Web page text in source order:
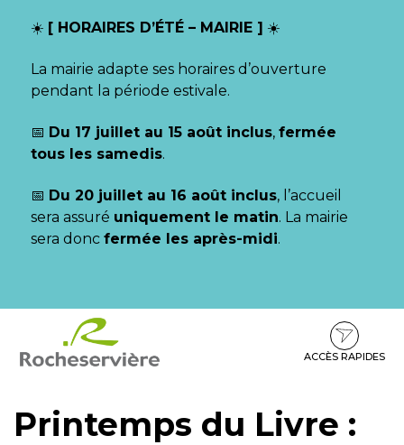
☀️ [ HORAIRES D’ÉTÉ – MAIRIE ] ☀️
La mairie adapte ses horaires d’ouverture
pendant la période estivale.
📅 Du 17 juillet au 15 août inclus, fermée
tous les samedis.
📅 Du 20 juillet au 16 août inclus, l’accueil
sera assuré uniquement le matin. La mairie
sera donc fermée les après-midi.
contenu
pied
ACCÈS RAPIDES
Printemps du Livre :